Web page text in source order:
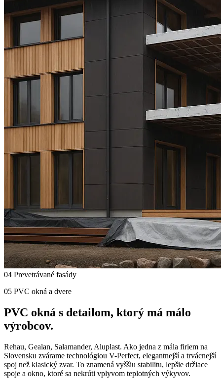
04 Prevetrávané fasády
05 PVC okná a dvere
PVC okná s detailom, ktorý má málo
výrobcov.
Rehau, Gealan, Salamander, Aluplast. Ako jedna z mála firiem na
Slovensku zvárame technológiou V-Perfect, elegantnejší a trvácnejší
spoj než klasický zvar. To znamená vyššiu stabilitu, lepšie držiace
spoje a okno, ktoré sa nekrúti vplyvom teplotných výkyvov.